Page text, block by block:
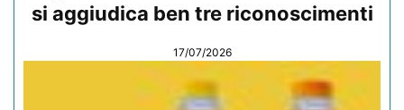
si aggiudica ben tre riconoscimenti
17/07/2026